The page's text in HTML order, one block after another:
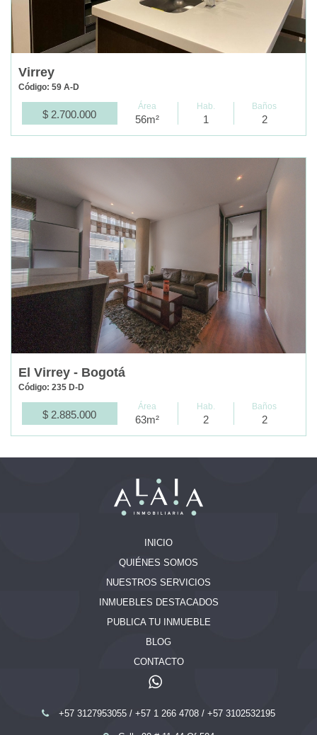
Virrey
Código: 59 A-D
$ 2.700.000
Área
56m²
Hab.
1
Baños
2
El Virrey - Bogotá
Código: 235 D-D
$ 2.885.000
Área
63m²
Hab.
2
Baños
2
INICIO
QUIÉNES SOMOS
NUESTROS SERVICIOS
INMUEBLES DESTACADOS
PUBLICA TU INMUEBLE
BLOG
CONTACTO
+57 3127953055 / +57 1 266 4708 / +57 3102532195